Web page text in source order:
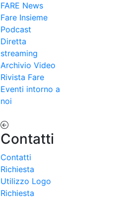
FARE News
Fare Insieme
Podcast
Diretta
streaming
Archivio Video
Rivista Fare
Eventi intorno a
noi
Contatti
Contatti
Richiesta
Utilizzo Logo
Richiesta